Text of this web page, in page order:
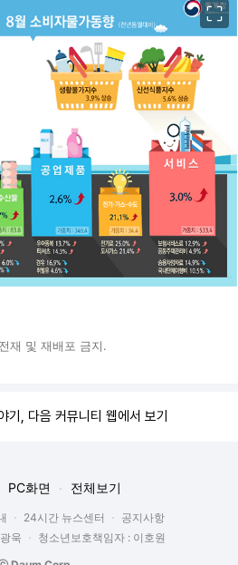
재 및 재배포 금지.
기, 다음 커뮤니티 웹에서 보기
PC화면 전체보기
24시간 뉴스센터
공지사항
욱
청소년보호책임자 : 이호원